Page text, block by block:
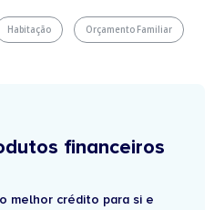
Habitação Orçamento Familiar
financeiros
melhor crédito para si e